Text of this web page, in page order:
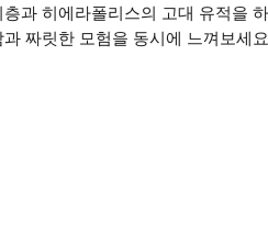
과 히에라폴리스의 고대 유적을
짜릿한 모험을 동시에 느껴보세